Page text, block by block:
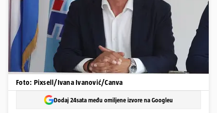
Foto: Pixsell/Ivana Ivanović/Canva
Dodaj 24sata među omiljene izvore na Googleu